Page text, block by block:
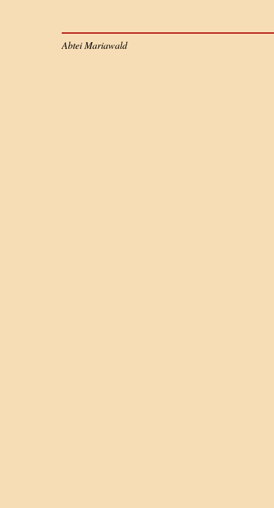
Abtei Mariawald